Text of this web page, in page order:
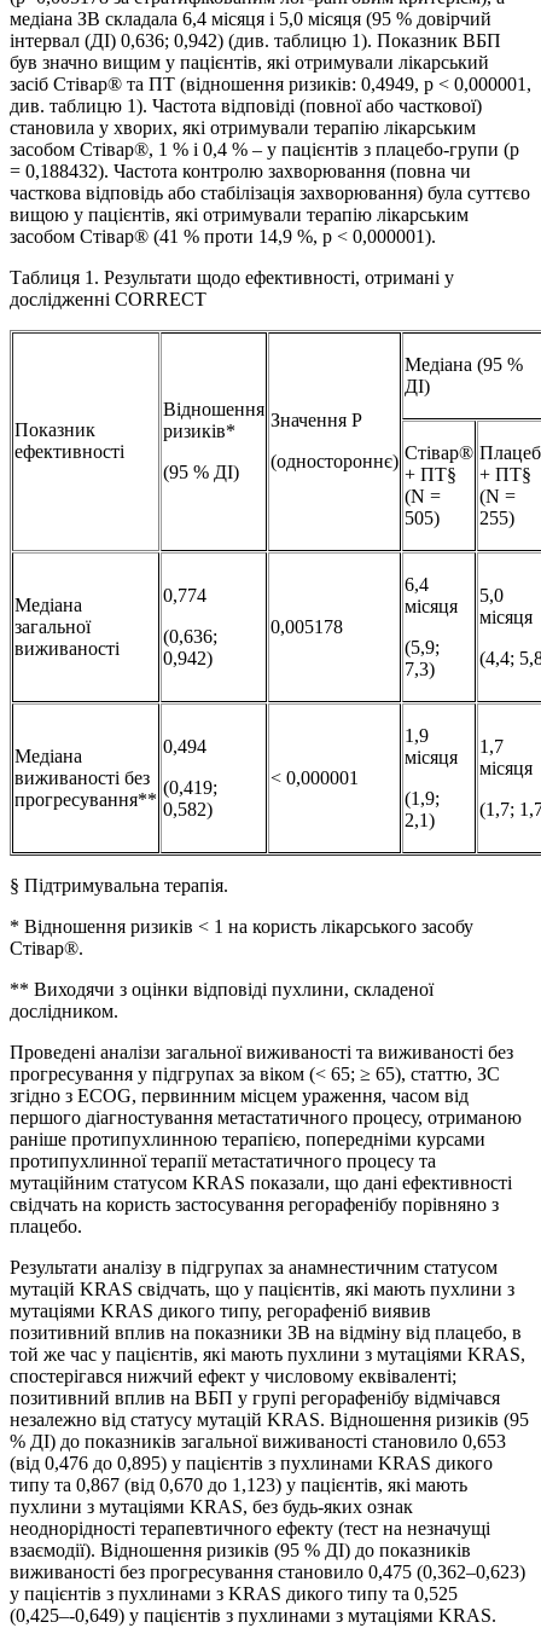
медіана ЗВ складала 6,4 місяця і 5,0 місяця (95 % довірчий
інтервал (ДІ) 0,636; 0,942) (див. таблицю 1). Показник ВБП
був значно вищим у пацієнтів, які отримували лікарський
засіб Стівар® та ПТ (відношення ризиків: 0,4949, р < 0,000001,
див. таблицю 1). Частота відповіді (повної або часткової)
становила у хворих, які отримували терапію лікарським
засобом Стівар®, 1 % і 0,4 % – у пацієнтів з плацебо-групи (р
= 0,188432). Частота контролю захворювання (повна чи
часткова відповідь або стабілізація захворювання) була суттєво
вищою у пацієнтів, які отримували терапію лікарським
засобом Стівар® (41 % проти 14,9 %, р < 0,000001).
Таблиця 1. Результати щодо ефективності, отримані у
дослідженні CORRECT
Показник
ефективності
Відношення
ризиків*
(95 % ДІ)
Значення Р
(одностороннє)
Медіана (95 %
ДІ)
Стівар®
+ ПТ§
(N =
505)
+ ПТ§
(N =
255)
Медіана
загальної
виживаності
0,774
(0,636;
0,942)
0,005178
6,4
місяця
(5,9;
7,3)
5,0
місяця
(4,4;
Медіана
виживаності без
прогресування**
0,494
(0,419;
0,582)
< 0,000001
1,9
місяця
(1,9;
2,1)
1,7
місяця
(1,7;
§ Підтримувальна терапія.
* Відношення ризиків < 1 на користь лікарського засобу
Стівар®.
** Виходячи з оцінки відповіді пухлини, складеної
дослідником.
Проведені аналізи загальної виживаності та виживаності без
прогресування у підгрупах за віком (< 65; ≥ 65), статтю, ЗС
згідно з ECOG, первинним місцем ураження, часом від
першого діагностування метастатичного процесу, отриманою
раніше протипухлинною терапією, попередніми курсами
протипухлинної терапії метастатичного процесу та
мутаційним статусом KRAS показали, що дані ефективності
свідчать на користь застосування регорафенібу порівняно з
плацебо.
Результати аналізу в підгрупах за анамнестичним статусом
мутацій KRAS свідчать, що у пацієнтів, які мають пухлини з
мутаціями KRAS дикого типу, регорафеніб виявив
позитивний вплив на показники ЗВ на відміну від плацебо, в
той же час у пацієнтів, які мають пухлини з мутаціями KRAS,
спостерігався нижчий ефект у числовому еквіваленті;
позитивний вплив на ВБП у групі регорафенібу відмічався
незалежно від статусу мутацій KRAS. Відношення ризиків (95
% ДІ) до показників загальної виживаності становило 0,653
(від 0,476 до 0,895) у пацієнтів з пухлинами KRAS дикого
типу та 0,867 (від 0,670 до 1,123) у пацієнтів, які мають
пухлини з мутаціями KRAS, без будь-яких ознак
неоднорідності терапевтичного ефекту (тест на незначущі
взаємодії). Відношення ризиків (95 % ДІ) до показників
виживаності без прогресування становило 0,475 (0,362–0,623)
у пацієнтів з пухлинами з KRAS дикого типу та 0,525
(0,425–-0,649) у пацієнтів з пухлинами з мутаціями KRAS.